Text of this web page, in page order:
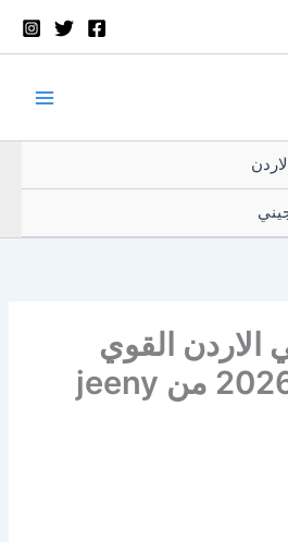
الاردن القوي
والفعال لعام 2026 من jeeny